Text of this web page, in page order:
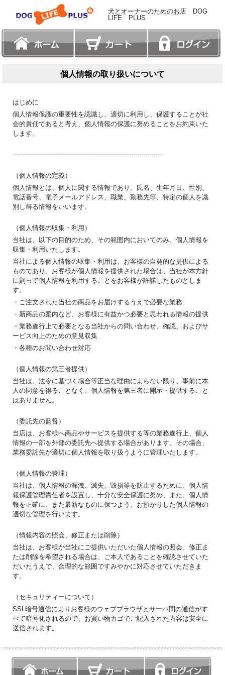
犬とオーナーのためのお店 DOG
LIFE PLUS
個人情報の取り扱いについて
はじめに
個人情報保護の重要性を認識し、適切に利用し、保護することが社
会的責任であると考え、個人情報の保護に努めることをお約束いた
します。
--------------------------------------------------------------------------
（個人情報の定義）
個人情報とは、個人に関する情報であり、氏名、生年月日、性別、
電話番号、電子メールアドレス、職業、勤務先等、特定の個人を識
別し得る情報をいいます。
（個人情報の収集・利用）
当社は、以下の目的のため、その範囲内においてのみ、個人情報を
収集・利用いたします。
当社による個人情報の収集・利用は、お客様の自発的な提供による
ものであり、お客様が個人情報を提供された場合は、当社が本方針
に則って個人情報を利用することをお客様が許諾したものとしま
す。
・ご注文された当社の商品をお届けするうえで必要な業務
・新商品の案内など、お客様に有益かつ必要と思われる情報の提供
・業務遂行上で必要となる当社からの問い合わせ、確認、およびサ
ービス向上のための意見収集
・各種のお問い合わせ対応
（個人情報の第三者提供）
当社は、法令に基づく場合等正当な理由によらない限り、事前に本
人の同意を得ることなく、個人情報を第三者に開示・提供すること
はありません。
（委託先の監督）
当店は、お客様へ商品やサービスを提供する等の業務遂行上、個人
情報の一部を外部の委託先へ提供する場合があります。その場合、
業務委託先が適切に個人情報を取り扱うように管理いたします。
（個人情報の管理）
当社は、個人情報の漏洩、滅失、毀損等を防止するために、個人情
報保護管理責任者を設置し、十分な安全保護に努め、また、個人情
報を正確に、また最新なものに保つよう、お預かりした個人情報の
適切な管理を行います。
（情報内容の照会、修正または削除）
当社は、お客様が当社にご提供いただいた個人情報の照会、修正ま
たは削除を希望される場合は、ご本人であることを確認させていた
だいたうえで、合理的な範囲ですみやかに対応させていただきま
す。
（セキュリティーについて）
SSL暗号通信によりお客様のウェブブラウザとサーバ間の通信がす
べて暗号化されるので、お買い物カゴでご記入された内容は安全に
送信されます。